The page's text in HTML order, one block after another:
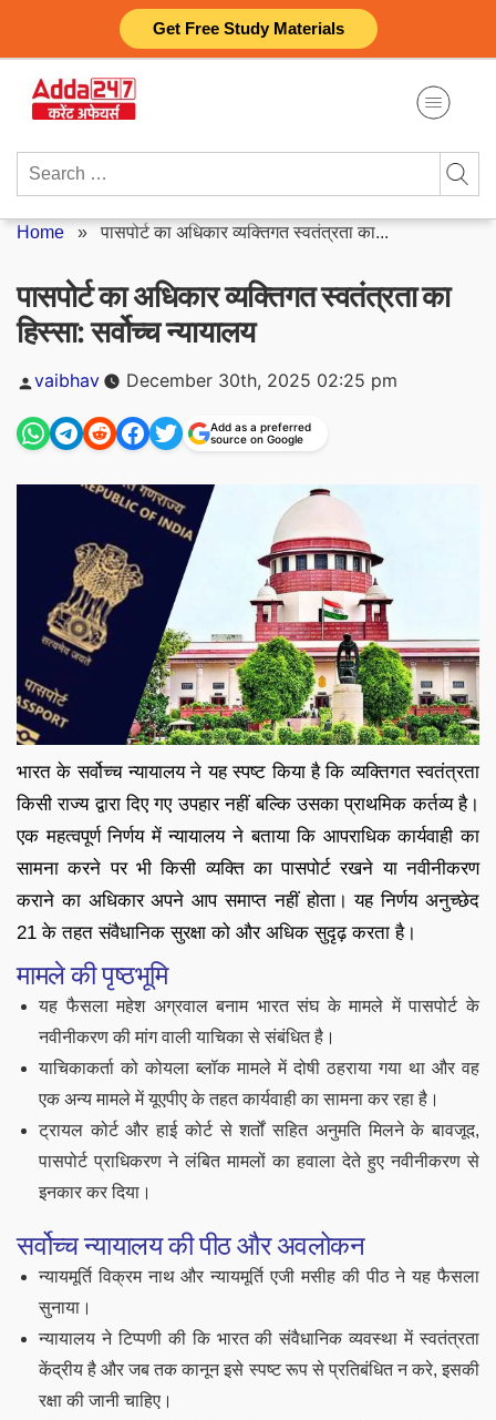
Get Free Study Materials
content
Search
Home »पासपोर्ट का अधिकार व्यक्तिगत स्वतंत्रता का...
पासपोर्ट का अधिकार व्यक्तिगत स्वतंत्रता का
हिस्सा: सर्वोच्च न्यायालय
Posted
vaibhav December 30th, 2025 02:25 pm
Add as a preferred
source on Google
भारत के सर्वोच्च न्यायालय ने यह स्पष्ट किया है कि व्यक्तिगत स्वतंत्रता
किसी राज्य द्वारा दिए गए उपहार नहीं बल्कि उसका प्राथमिक कर्तव्य है।
एक महत्वपूर्ण निर्णय में न्यायालय ने बताया कि आपराधिक कार्यवाही का
सामना करने पर भी किसी व्यक्ति का पासपोर्ट रखने या नवीनीकरण
कराने का अधिकार अपने आप समाप्त नहीं होता। यह निर्णय अनुच्छेद
21 के तहत संवैधानिक सुरक्षा को और अधिक सुदृढ़ करता है।
मामले की पृष्ठभूमि
यह फैसला महेश अग्रवाल बनाम भारत संघ के मामले में पासपोर्ट के
नवीनीकरण की मांग वाली याचिका से संबंधित है।
याचिकाकर्ता को कोयला ब्लॉक मामले में दोषी ठहराया गया था और वह
एक अन्य मामले में यूएपीए के तहत कार्यवाही का सामना कर रहा है।
ट्रायल कोर्ट और हाई कोर्ट से शर्तों सहित अनुमति मिलने के बावजूद,
पासपोर्ट प्राधिकरण ने लंबित मामलों का हवाला देते हुए नवीनीकरण से
इनकार कर दिया।
सर्वोच्च न्यायालय की पीठ और अवलोकन
न्यायमूर्ति विक्रम नाथ और न्यायमूर्ति एजी मसीह की पीठ ने यह फैसला
सुनाया।
न्यायालय ने टिप्पणी की कि भारत की संवैधानिक व्यवस्था में स्वतंत्रता
केंद्रीय है और जब तक कानून इसे स्पष्ट रूप से प्रतिबंधित न करे, इसकी
रक्षा की जानी चाहिए।